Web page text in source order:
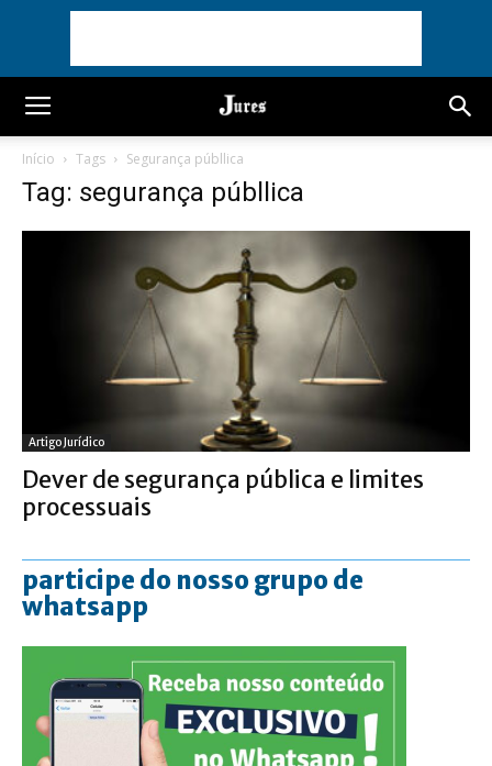
Início Tags Segurança públlica
Tag: segurança públlica
Artigo Jurídico
Dever de segurança pública e limites
processuais
participe do nosso grupo de
whatsapp